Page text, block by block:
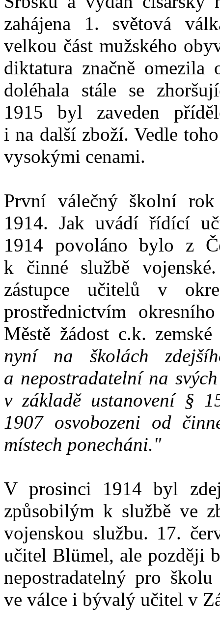
zahájena 1. světová
velkou část mužského
diktatura značně omezila
doléhala stále se
1915 byl zaveden
i na další zboží. Vedle
vysokými cenami.
První válečný školní
1914. Jak uvádí řídící
1914 povoláno bylo z
k činné službě
zástupce učitelů v
prostřednictvím
Městě žádost c.k.
nyní na školách
a nepostradatelní na
v základě ustanovení §
1907 osvobozeni od
místech ponecháni."
V prosinci 1914 byl
způsobilým k službě ve
vojenskou službu. 17.
učitel Blümel, ale později
nepostradatelný pro
ve válce i bývalý učitel v